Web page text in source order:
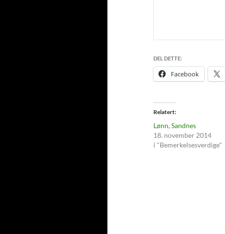
DEL DETTE:
Facebook
Relatert
Lønn, Sandnes
18. november 2014
i "Bemerkelsesverdige"